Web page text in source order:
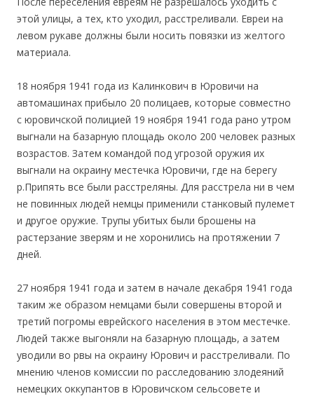
этой улицы, а тех, кто уходил, расстреливали. Евреи на
левом рукаве должны были носить повязки из желтого
материала.
18 ноября 1941 года из Калинкович в Юровичи на
автомашинах прибыло 20 полицаев, которые совместно
с юровичской полицией 19 ноября 1941 года рано утром
выгнали на базарную площадь около 200 человек разных
возрастов. Затем командой под угрозой оружия их
выгнали на окраину местечка Юровичи, где на берегу
р.Припять все были расстреляны. Для расстрела ни в чем
не повинных людей немцы применили станковый пулемет
и другое оружие. Трупы убитых были брошены на
растерзание зверям и не хоронились на протяжении 7
дней.
27 ноября 1941 года и затем в начале декабря 1941 года
таким же образом немцами были совершены второй и
третий погромы еврейского населения в этом местечке.
Людей также выгоняли на базарную площадь, а затем
уводили во рвы на окраину Юрович и расстреливали. По
мнению членов комиссии по расследованию злодеяний
немецких оккупантов в Юровичском сельсовете и